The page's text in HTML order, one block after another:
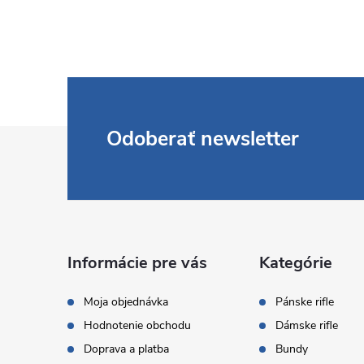
Odoberať newsletter
Informácie pre vás
Moja objednávka
Hodnotenie obchodu
Doprava a platba
Kategórie
Pánske rifle
Dámske rifle
Bundy